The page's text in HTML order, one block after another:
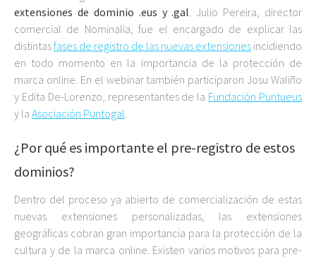
extensiones de dominio .eus y .gal. Julio Pereira, director
comercial de Nominalia, fue el encargado de explicar las
distintasfases de registro de las nuevas extensiones incidiendo
en todo momento en la importancia de la protección de
marca online. En el webinar también participaron Josu Waliño
y Edita De-Lorenzo, representantes de la Fundación Puntueus
y la Asociación Puntogal.
¿Por qué es importante el pre-registro de estos
dominios?
Dentro del proceso ya abierto de comercialización de estas
nuevas extensiones personalizadas, las extensiones
geográficas cobran gran importancia para la protección de la
cultura y de la marca online. Existen varios motivos para pre-